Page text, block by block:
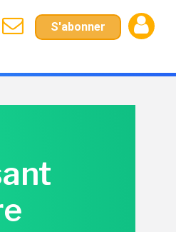
S'abonner